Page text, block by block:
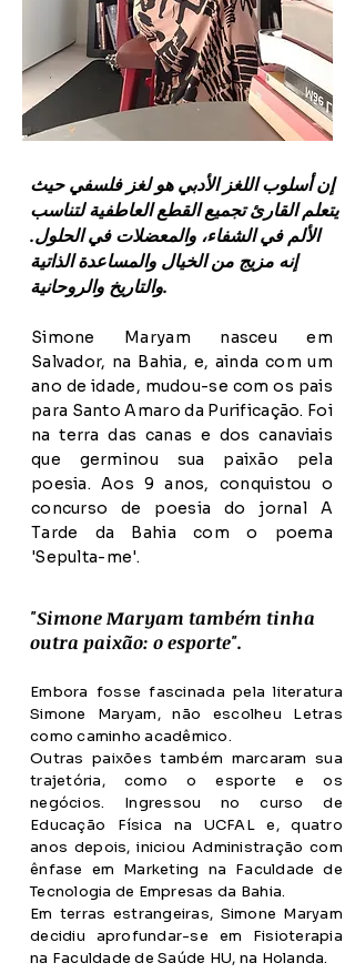
إن أسلوب اللغز الأدبي هو لغز فلسفي حيث
يتعلم القارئ تجميع القطع العاطفية لتناسب
الألم في الشفاء، والمعضلات في الحلول.
إنه مزيج من الخيال والمساعدة الذاتية
والتاريخ والروحانية.
Simone Maryam nasceu em
Salvador, na Bahia, e, ainda com um
ano de idade, mudou-se com os pais
para Santo Amaro da Purificação. Foi
na terra das canas e dos canaviais
que germinou sua paixão pela
poesia. Aos 9 anos, conquistou o
concurso de poesia do jornal A
Tarde da Bahia com o poema
'Sepulta-me'.
"Simone Maryam também tinha
outra paixão: o esporte".
Embora fosse fascinada pela literatura
Simone Maryam, não escolheu Letras
como caminho acadêmico.
Outras paixões também marcaram sua
trajetória, como o esporte e os
negócios. Ingressou no curso de
Educação Física na UCFAL e, quatro
anos depois, iniciou Administração com
ênfase em Marketing na Faculdade de
Tecnologia de Empresas da Bahia.
Em terras estrangeiras, Simone Maryam
decidiu aprofundar-se em Fisioterapia
na Faculdade de Saúde HU, na Holanda.